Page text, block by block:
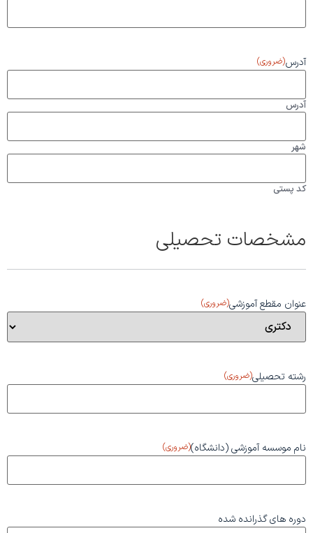
آدرس(ضروری)
آدرس
شهر
کد پستی
مشخصات تحصیلی
عنوان مقطع آموزشی(ضروری)
رشته تحصیلی(ضروری)
نام موسسه آموزشی (دانشگاه)(ضروری)
دوره های گذرانده شده